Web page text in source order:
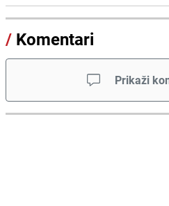
/ Komentari
Prikaži